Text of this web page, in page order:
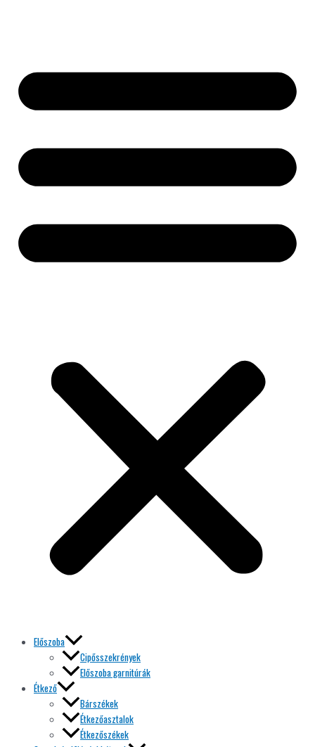
Előszoba
Cipősszekrények
Előszoba garnitúrák
Étkező
Bárszékek
Étkezőasztalok
Étkezőszékek